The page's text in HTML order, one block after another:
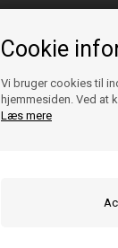
Cookie
Vi bruger cookies til
hjemmesiden. Ved at
Læs mere